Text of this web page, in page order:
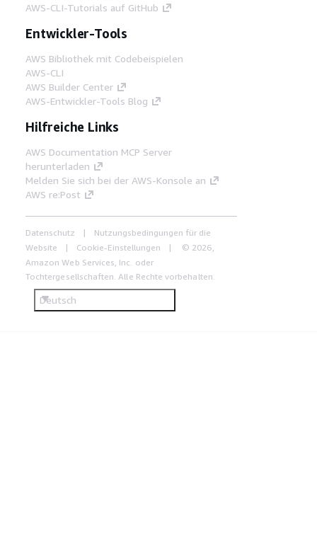
AWS-CLI-Tutorials auf GitHub
Entwickler-Tools
AWS Bibliothek mit Codebeispielen
AWS-CLI
AWS Builder Center
AWS-Entwickler-Tools Blog
Hilfreiche Links
AWS Documentation MCP Server
herunterladen
Melden Sie sich bei der AWS-Konsole an
AWS re:Post
Datenschutz
Nutzungsbedingungen für die
Website
Cookie-Einstellungen
© 2026,
Amazon Web Services, Inc. oder
Tochtergesellschaften. Alle Rechte vorbehalten.
Deutsch